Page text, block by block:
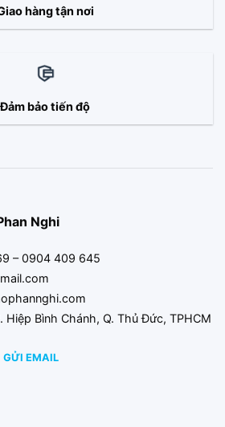
hàng tận nơi
Đảm bảo tiến độ
Nghi
– 0904 409 645
Bình Chánh, Q. Thủ Đức, TPHCM
GỬI EMAIL